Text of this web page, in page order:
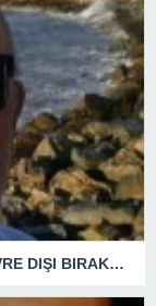
BASKIN BİR SEÇİMLE “YENİ PARTİ”Yİ DEVRE DIŞI BIRAKMAK İÇİN DÜĞMEYE Mİ BASILDI?